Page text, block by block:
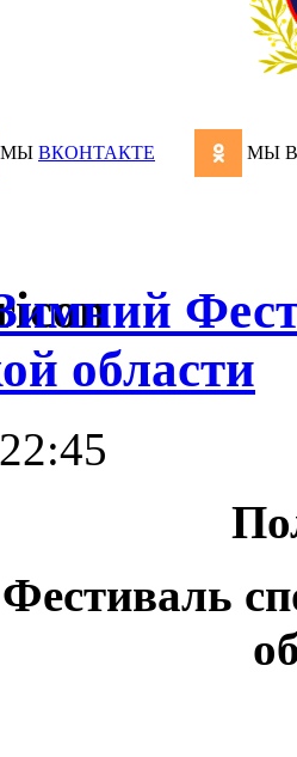
МЫ ВКОНТАКТЕ МЫ
области